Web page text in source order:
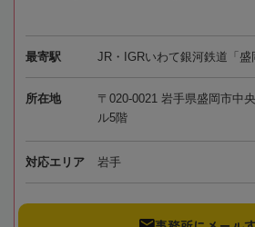
最寄駅 JR・IGRいわて銀河鉄道「
所在地
〒020-0021 岩手県盛岡市中
ル5階
対応エリア 岩手